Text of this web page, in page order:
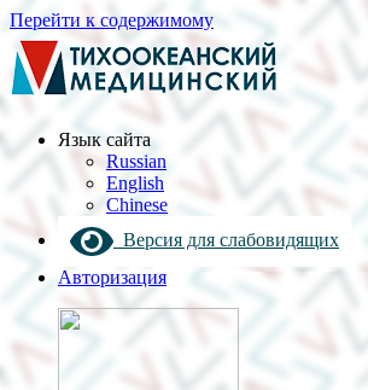
Перейти к содержимому
Язык cайта
Russian
English
Chinese
Версия для слабовидящих
Авторизация